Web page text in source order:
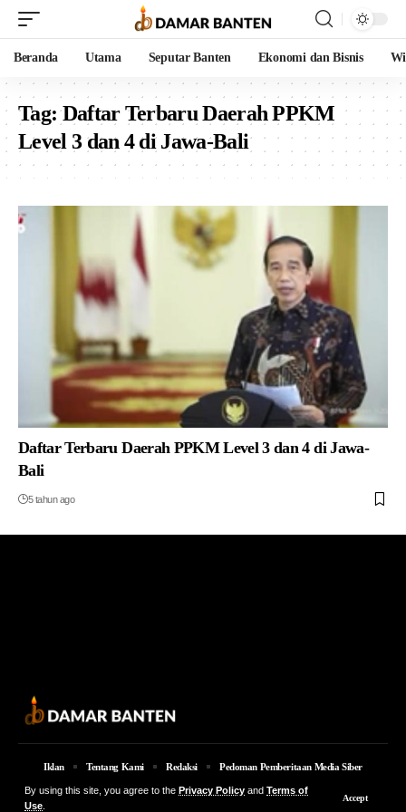
By using this site, you agree to the Privacy Policy and Terms of
Use
Accept
Beranda Utama Seputar Banten Ekonomi dan Bisnis
Tag:Daftar Terbaru Daerah PPKM
Level 3 dan 4 di Jawa-Bali
Daftar Terbaru Daerah PPKM Level 3 dan 4 di Jawa-
Bali
5 tahun ago
© 2026 Damar Banten | PT. MEDIA DAMAR BANTEN Jalan Jakarta KM 5,
Iklan Tentang Kami Redaksi Pedoman Pemberitaan Media Siber